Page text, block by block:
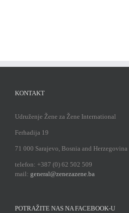
KONTAKT
Udruženje Žene za Žene International
Ferhadija 19
71 000 Sarajevo, Bosnia and Herzegovina
telefon: +387 (0) 62 502 509
mail: general@zenezazene.ba
POTRAŽITE NAS NA FACEBOOK-U